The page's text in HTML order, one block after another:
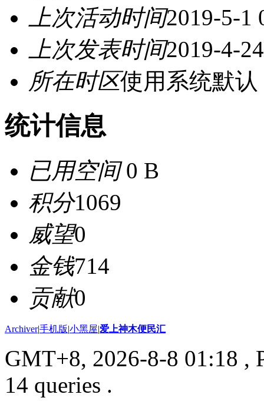
上次活动时间2019-5-1
上次发表时间2019-4-
所在时区使用系统默认
统计信息
已用空间0 B
积分1069
威望0
金钱714
贡献0
Archiver|手机版|小黑屋|爱上神木便民汇
GMT+8, 2026-8-8 01:18 ,
14 queries .